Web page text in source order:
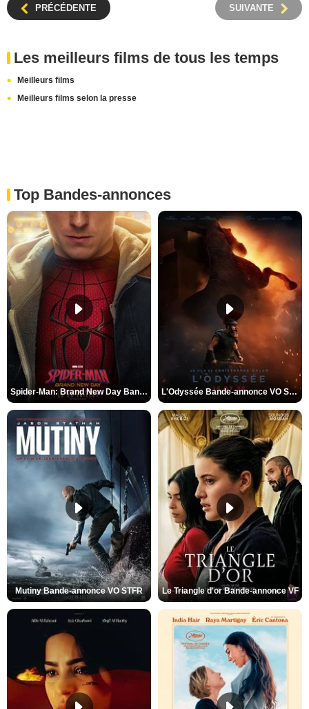
PRÉCÉDENTE SUIVANTE
Les meilleurs films de tous les temps
Meilleurs films
Meilleurs films selon la presse
Top Bandes-annonces
Spider-Man: Brand New Day Bande-annonce VO STFR L'Odyssée Bande-annonce VO STFR
Mutiny Bande-annonce VO STFR Le Triangle d'or Bande-annonce VF